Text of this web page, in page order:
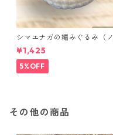
シマエナガの編みぐるみ（ノ
ーマル）
¥1,425
5%OFF
その他の商品